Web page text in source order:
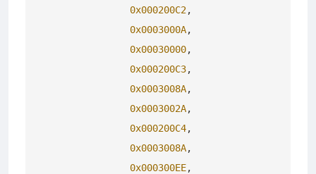
0x000200C2,
0x0003000A,
0x00030000,
0x000200C3,
0x0003008A,
0x0003002A,
0x000200C4,
0x0003008A,
0x000300EE,